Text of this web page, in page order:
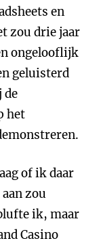
en
zou drie jaar
ongelooflijk
geluisterd
de
het
of ik daar
zou
ik, maar
Casino